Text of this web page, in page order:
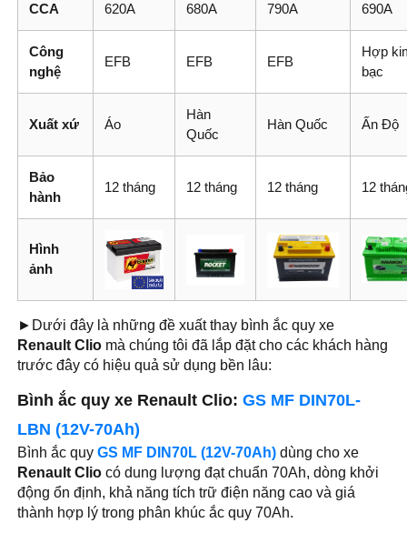
CCA 620A 680A 790A 690A
Công
nghệ
EFB EFB EFB
Hợp
bạc
Xuất xứ Áo
Hàn
Quốc
Hàn Quốc Ấn Độ
Bảo
hành
12 tháng 12 tháng 12 tháng 12
Hình
ảnh
►Dưới đây là những đề xuất thay bình ắc quy xe
Renault Clio mà chúng tôi đã lắp đặt cho các khách hàng
trước đây có hiệu quả sử dụng bền lâu:
Bình ắc quy xe Renault Clio: GS MF DIN70L-
LBN (12V-70Ah)
Bình ắc quy GS MF DIN70L (12V-70Ah) dùng cho xe
Renault Clio có dung lượng đạt chuẩn 70Ah, dòng khởi
động ổn định, khả năng tích trữ điện năng cao và giá
thành hợp lý trong phân khúc ắc quy 70Ah.